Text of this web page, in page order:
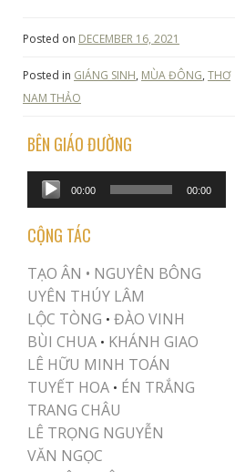
Posted on DECEMBER 16, 2021
Posted in GIÁNG SINH, MÙA ĐÔNG, THƠ
NAM THẢO
BÊN GIÁO ĐƯỜNG
Audio
Player
00:00 00:00
CỘNG TÁC
TẠO ÂN • NGUYÊN BÔNG
UYÊN THÚY LÂM
LỘC TÒNG • ĐÀO VINH
BÙI CHUA • KHÁNH GIAO
LÊ HỮU MINH TOÁN
TUYẾT HOA • ÉN TRẮNG
TRANG CHÂU
LÊ TRỌNG NGUYỄN
VĂN NGỌC